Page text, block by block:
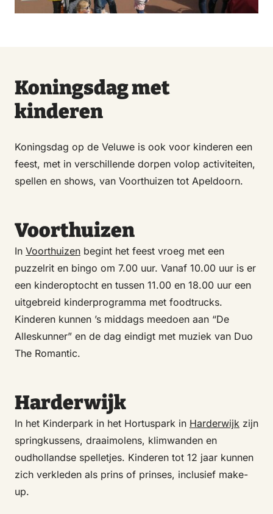
Koningsdag met
kinderen
Koningsdag op de Veluwe is ook voor kinderen een
feest, met in verschillende dorpen volop activiteiten,
spellen en shows, van Voorthuizen tot Apeldoorn.
Voorthuizen
In Voorthuizen begint het feest vroeg met een
puzzelrit en bingo om 7.00 uur. Vanaf 10.00 uur is er
een kinderoptocht en tussen 11.00 en 18.00 uur een
uitgebreid kinderprogramma met foodtrucks.
Kinderen kunnen ’s middags meedoen aan “De
Alleskunner” en de dag eindigt met muziek van Duo
The Romantic.
Harderwijk
In het Kinderpark in het Hortuspark in Harderwijk zijn
springkussens, draaimolens, klimwanden en
oudhollandse spelletjes. Kinderen tot 12 jaar kunnen
zich verkleden als prins of prinses, inclusief make-
up.